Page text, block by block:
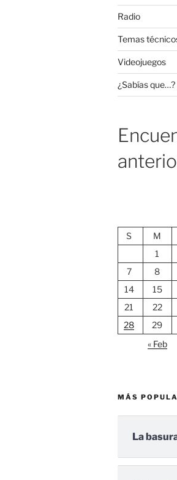
Radio
Temas
Videojuegos
¿Sabías que…?
S
M
1
7
8
14
15
21
22
28
29
« Feb
MÁS
La